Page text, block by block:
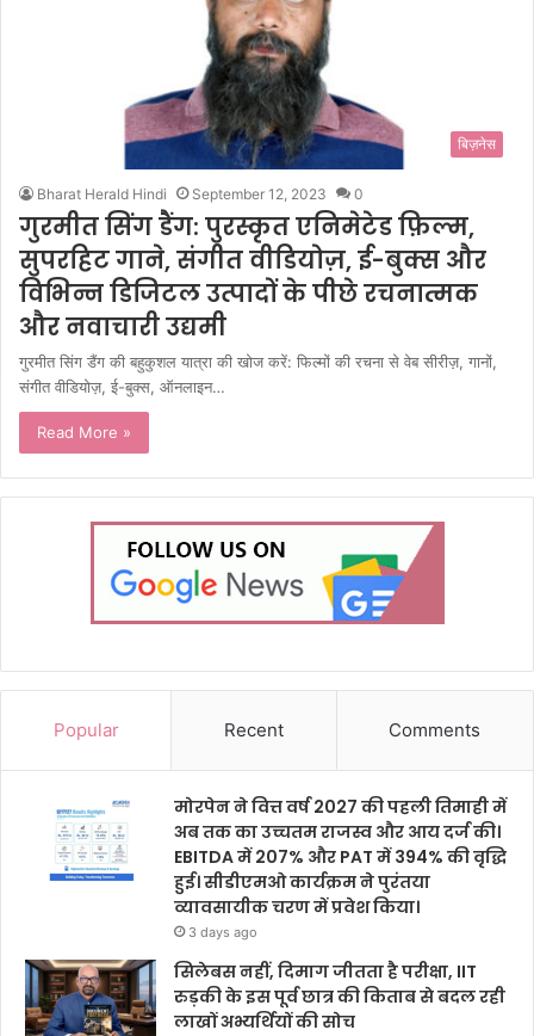
बिज़नेस
Bharat Herald Hindi September 12, 2023 0
गुरमीत सिंग डैंग: पुरस्कृत एनिमेटेड फ़िल्म,
सुपरहिट गाने, संगीत वीडियोज़, ई-बुक्स और
विभिन्न डिजिटल उत्पादों के पीछे रचनात्मक
और नवाचारी उद्यमी
गुरमीत सिंग डैंग की बहुकुशल यात्रा की खोज करें: फिल्मों की रचना से वेब सीरीज़, गानों,
संगीत वीडियोज़, ई-बुक्स, ऑनलाइन…
Read More »
Popular Recent Comments
मोरपेन ने वित्त वर्ष 2027 की पहली तिमाही में
अब तक का उच्चतम राजस्व और आय दर्ज की।
EBITDA में 207% और PAT में 394% की वृद्धि
हुई। सीडीएमओ कार्यक्रम ने पुरंतया
व्यावसायीक चरण में प्रवेश किया।
3 days ago
सिलेबस नहीं, दिमाग जीतता है परीक्षा, IIT
रुड़की के इस पूर्व छात्र की किताब से बदल रही
लाखों अभ्यर्थियों की सोच